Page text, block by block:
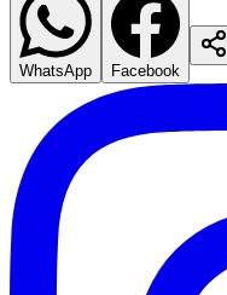
WhatsApp Facebook